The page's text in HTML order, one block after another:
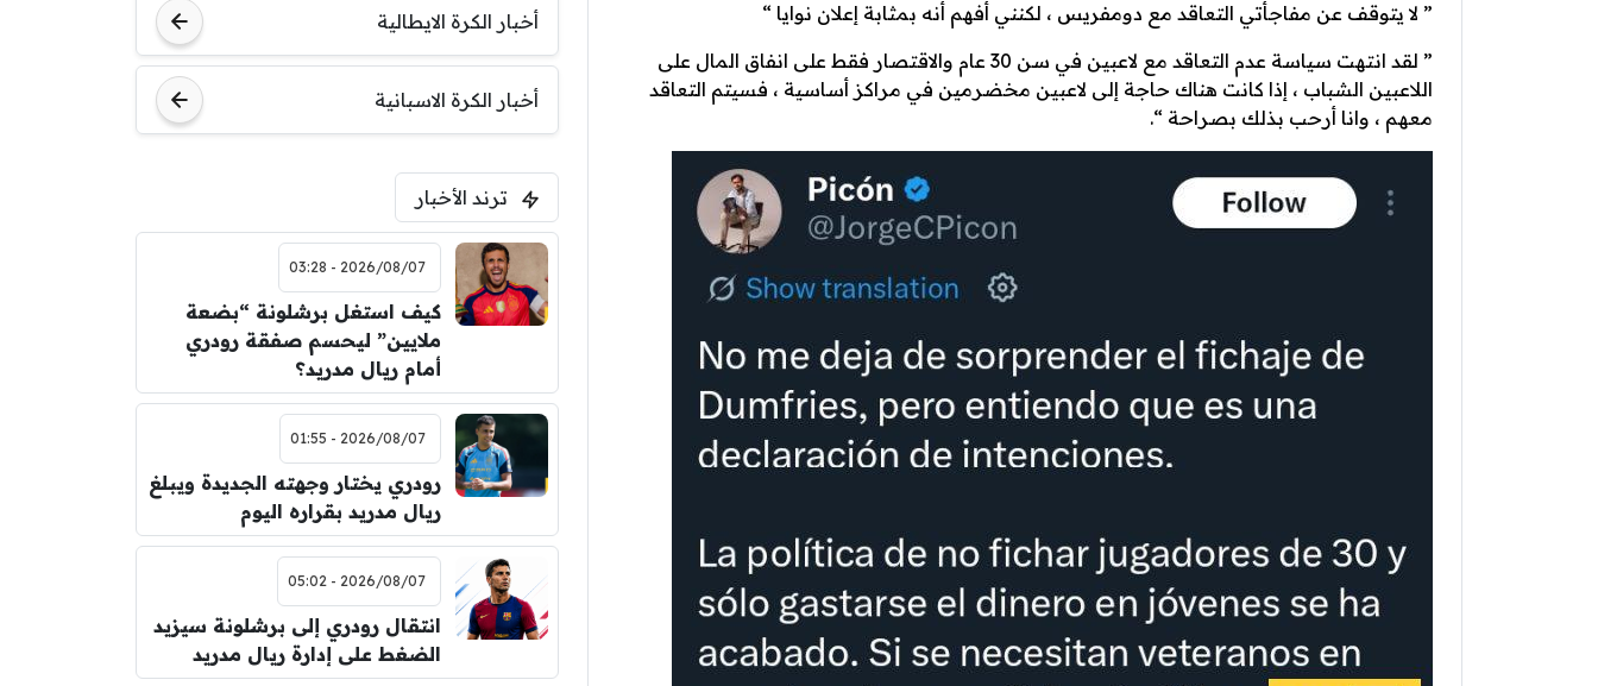
” لا يتوقف عن مفاجأتي التعاقد مع دومفريس ، لكنني أفهم أنه بمثابة إعلان نوايا “
” لقد انتهت سياسة عدم التعاقد مع لاعبين في سن 30 عام والاقتصار فقط على انفاق المال على
اللاعبين الشباب ، إذا كانت هناك حاجة إلى لاعبين مخضرمين في مراكز أساسية ، فسيتم التعاقد
معهم ، وانا أرحب بذلك بصراحة “.
اودينيزي برشلونة أخبار الكرة الايطالية
أخبار الكرة الاسبانية
ترند الأخبار
2026/08/07 - 03:28
كيف استغل برشلونة “بضعة
ملايين” ليحسم صفقة رودري
أمام ريال مدريد؟
2026/08/07 - 01:55
رودري يختار وجهته الجديدة ويبلغ
ريال مدريد بقراره اليوم
2026/08/07 - 05:02
انتقال رودري إلى برشلونة سيزيد
الضغط على إدارة ريال مدريد